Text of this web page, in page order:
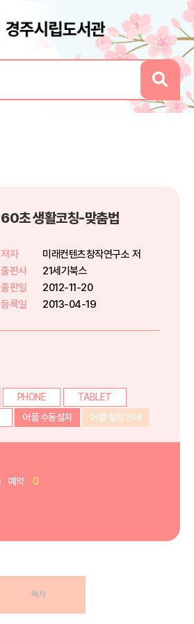
60초 생활코칭-맞춤법
저자
미래컨텐츠창작연구소 저
출판사
21세기북스
출판일
2012-11-20
등록일
2013-04-19
PHONE
TABLET
어플 수동설치 어플 설치 안내
예약 0
목차